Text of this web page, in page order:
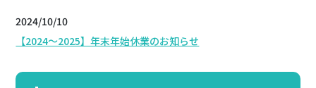
2024/10/10
【2024～2025】年末年始休業のお知らせ